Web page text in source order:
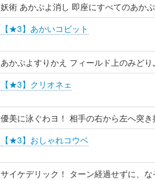
妖術 あかぷよ消し 即座にすべてのあか
【★3】あかいコビット
あかぷよすりかえ フィールド上のみど
【★3】クリオネェ
優美に泳ぐわヨ！ 相手の右から左へ突
【★3】おしゃれコウベ
サイケデリック！ ターン経過せずに、